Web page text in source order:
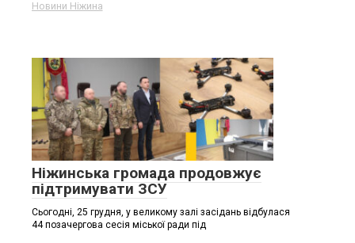
Новини Ніжина
Ніжинська громада продовжує
підтримувати ЗСУ
Сьогодні, 25 грудня, у великому залі засідань відбулася
44 позачергова сесія міської ради під